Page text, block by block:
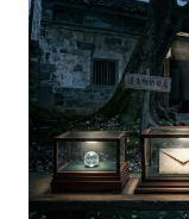
(國
中
組)
優
選
作
品